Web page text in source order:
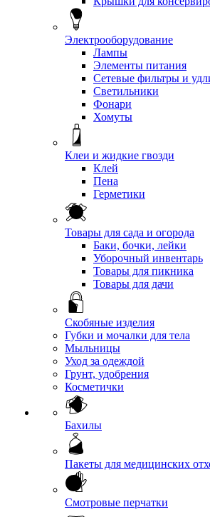
Электрооборудование
Лампы
Элементы питания
Сетевые фильтры и
Светильники
Фонари
Хомуты
Клеи и жидкие гвозди
Клей
Пена
Герметики
Товары для сада и огорода
Баки, бочки, лейки
Уборочный инвентарь
Товары для пикника
Товары для дачи
Скобяные изделия
Губки и мочалки для тела
Мыльницы
Уход за одеждой
Грунт, удобрения
Косметички
Бахилы
Пакеты для медицинских
Смотровые перчатки